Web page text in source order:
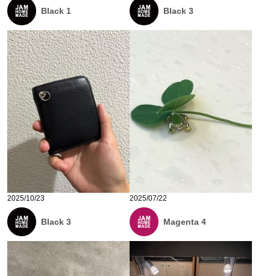
Black 1 Black 3
2025/10/23
Black 3
2025/07/22
Magenta 4